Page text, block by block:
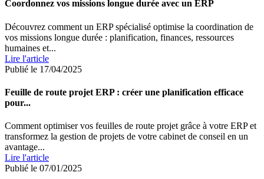
Coordonnez vos missions longue durée avec un ERP
Découvrez comment un ERP spécialisé optimise la coordination de
vos missions longue durée : planification, finances, ressources
humaines et...
Lire l'article
Publié le 17/04/2025
Feuille de route projet ERP : créer une planification efficace
pour...
Comment optimiser vos feuilles de route projet grâce à votre ERP et
transformez la gestion de projets de votre cabinet de conseil en un
avantage...
Lire l'article
Publié le 07/01/2025